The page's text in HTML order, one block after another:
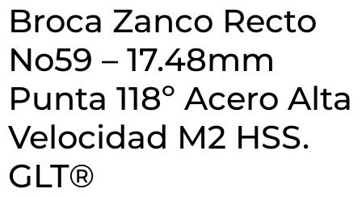
Broca Zanco Recto
No59 – 17.48mm
Punta 118º Acero Alta
Velocidad M2 HSS.
GLT®